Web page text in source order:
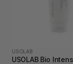
USOLAB
USOLAB Bio